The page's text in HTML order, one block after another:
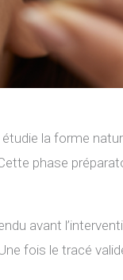
la forme
phase
avant
fois le tracé